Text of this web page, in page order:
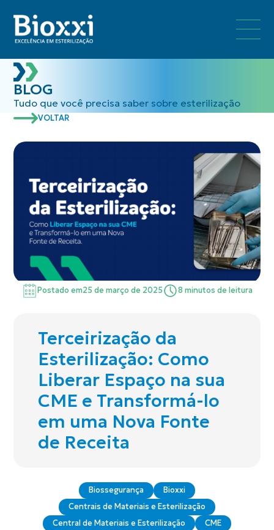
BLOG
Tudo que você precisa saber sobre esterilização
VOLTAR
Postado em25 de março de 2025 8 minutos de leitura
Terceirização da
Esterilização: Como
Liberar Espaço na sua
CME e Transformá-lo
em uma Nova Fonte
de Receita
Biossegurança
Bioxxi
Centrais de Materiais e Esterilização
Central de Materiais e Esterilização
CME